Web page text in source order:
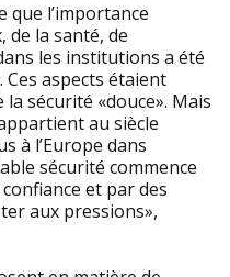
que l’importance
de la santé, de
les institutions a été
aspects étaient
sécurité «douce». Mais
au siècle
à l’Europe dans
sécurité commence
et par des
aux pressions»,